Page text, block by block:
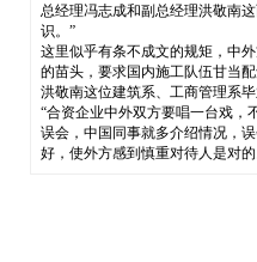
总经理冯志成和副总经理洪敬南
识。”
这里似乎有条不成文的规矩，中
的苗头，要求国内施工队伍甘当
洪敬南这位建筑系、工商管理系
“合资企业中外双方要唱一台戏，
误会，中国同事就多介绍情况，
好，使外方感到慎重对待人是对的